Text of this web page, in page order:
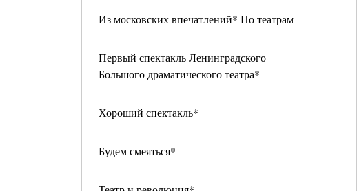
Из московских впечатлений* По театрам
Первый спектакль Ленинградского
Большого драматического театра*
Хороший спектакль*
Будем смеяться*